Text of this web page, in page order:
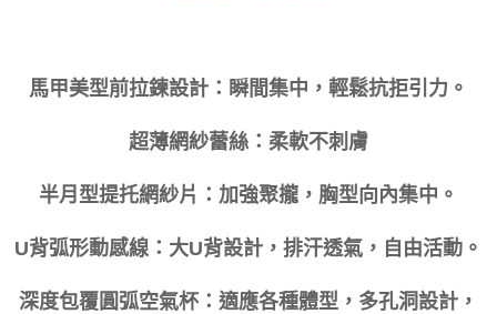
馬甲美型前拉鍊設計：瞬間集中，輕鬆抗拒引力。
超薄網紗蕾絲：柔軟不刺膚
半月型提托網紗片：加強聚攏，胸型向內集中。
U背弧形動感線：大U背設計，排汗透氣，自由活動。
深度包覆圓弧空氣杯：適應各種體型，多孔洞設計，